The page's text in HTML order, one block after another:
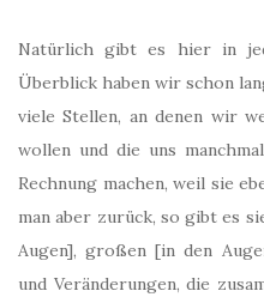
Natürlich gibt es hier in
Überblick haben wir schon
viele Stellen, an denen wir
wollen und die uns
Rechnung machen, weil sie
man aber zurück, so gibt es
Augen], großen [in den
und Veränderungen, die